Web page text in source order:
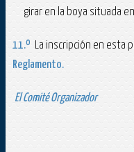
girar en la boya situada
11.º La inscripción en esta
Reglamento.
El Comité Organizador